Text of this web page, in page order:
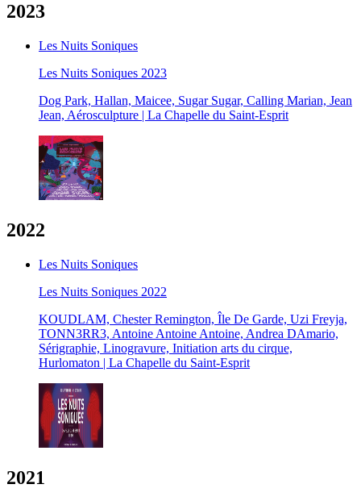
2023
Les Nuits Soniques
Les Nuits Soniques 2023
Dog Park, Hallan, Maicee, Sugar Sugar, Calling Marian, Jean
Jean, Aérosculpture | La Chapelle du Saint-Esprit
2022
Les Nuits Soniques
Les Nuits Soniques 2022
KOUDLAM, Chester Remington, Île De Garde, Uzi Freyja,
TONN3RR3, Antoine Antoine Antoine, Andrea DAmario,
Sérigraphie, Linogravure, Initiation arts du cirque,
Hurlomaton | La Chapelle du Saint-Esprit
2021